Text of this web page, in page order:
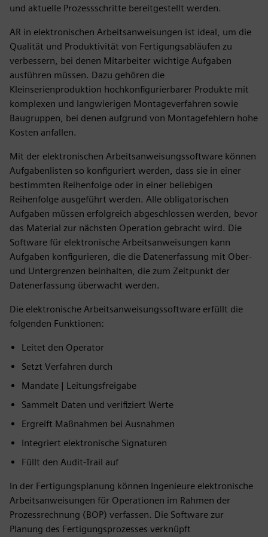
und aktuelle Prozessschritte bereitgestellt werden.
AR in elektronischen Arbeitsanweisungen ist ideal, um die
Qualität und Produktivität von Fertigungsabläufen zu
verbessern, bei denen Mitarbeiter wichtige Aufgaben
ausführen müssen. Dazu gehören die
Kleinserienproduktion hochkonfigurierbarer Produkte mit
komplexen und langwierigen Montageverfahren sowie
Baugruppen, bei denen aufgrund von Montagefehlern hohe
Kosten anfallen.
Mit der elektronischen Arbeitsanweisungssoftware können
Aufgabenlisten so konfiguriert werden, dass sie in einer
bestimmten Reihenfolge oder in einer beliebigen
Reihenfolge ausgeführt werden. Alle obligatorischen
Aufgaben müssen erfolgreich abgeschlossen werden, bevor
das Material zur nächsten Operation gebracht wird. Die
Software für elektronische Arbeitsanweisungen kann
Aufgaben konfigurieren, die die Datenerfassung mit Ober-
und Untergrenzen beinhalten, die zum Zeitpunkt der
Datenerfassung überwacht werden.
Die elektronische Arbeitsanweisungssoftware erfüllt die
folgenden Funktionen:
Leitet den Operator
Setzt Verfahren durch
Mandate | Leitungsfreigabe
Sammelt Daten und verifiziert Werte
Ergreift Maßnahmen bei Ausnahmen
Integriert elektronische Signaturen
Füllt den Audit-Trail auf
In der Fertigungsplanung können Ingenieure elektronische
Arbeitsanweisungen für Operationen im Rahmen der
Prozessrechnung (BOP) verfassen. Die Software zur
Planung des Fertigungsprozesses verknüpft